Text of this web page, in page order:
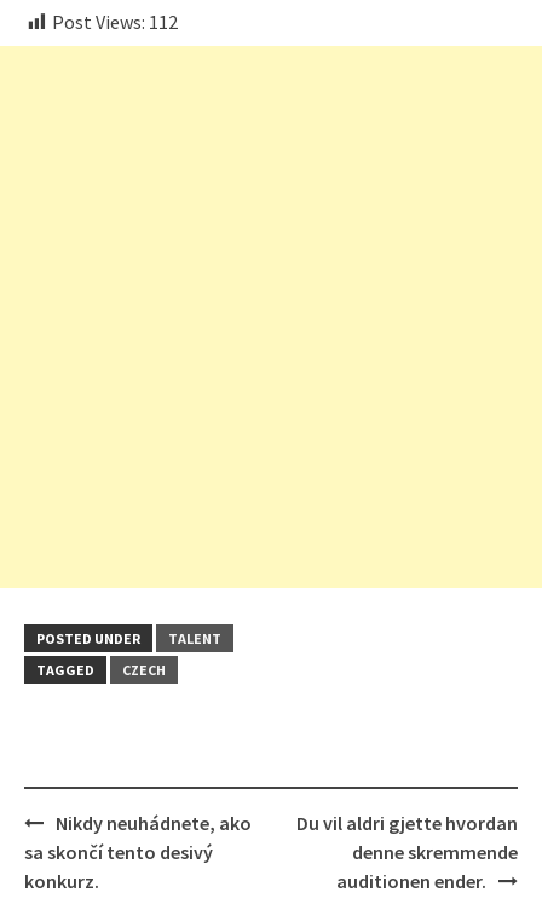
Post Views: 112
POSTED UNDER
TALENT
TAGGED
CZECH
Post
navigation
Nikdy neuhádnete, ako
sa skončí tento desivý
konkurz.
Du vil aldri gjette hvordan
denne skremmende
auditionen ender.